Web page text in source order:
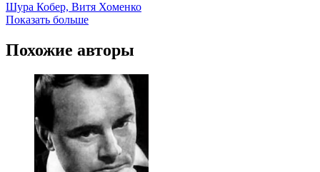
Шура Кобер, Витя Хоменко
Показать больше
Похожие авторы